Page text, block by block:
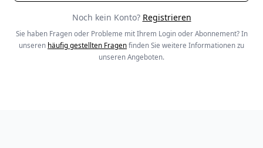
Noch kein Konto? Registrieren
Sie haben Fragen oder Probleme mit Ihrem Login oder Abonnement? In
unseren häufig gestellten Fragen finden Sie weitere Informationen zu
unseren Angeboten.